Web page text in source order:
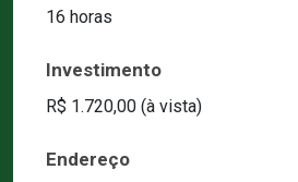
16 horas
Investimento
R$ 1.720,00 (à vista)
Endereço